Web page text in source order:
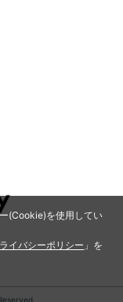
(Cookie)を使用してい
イバシーポリシー 」を